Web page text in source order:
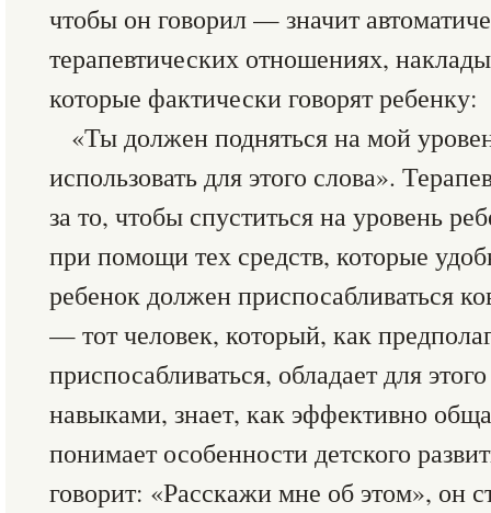
чтобы он говорил — значит
терапевтических отношениях,
которые фактически говорят ребенку:
«Ты должен подняться на мой
использовать для этого слова».
за то, чтобы спуститься на уровень
при помощи тех средств, которые
ребенок должен приспосабливаться
— тот человек, который, как
приспосабливаться, обладает для
навыками, знает, как эффективно
понимает особенности детского
говорит: «Расскажи мне об этом», он